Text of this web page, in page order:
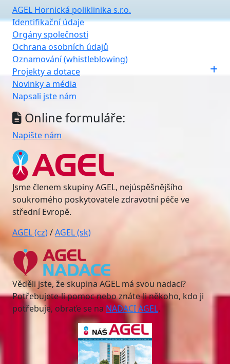
AGEL Hornická poliklinika s.r.o.
Identifikační údaje
Orgány společnosti
Ochrana osobních údajů
Oznamování (whistleblowing)
Projekty a dotace
Novinky a média
Napsali jste nám
Online formuláře:
Napište nám
Jsme členem skupiny AGEL, nejúspěšnějšího
soukromého poskytovatele zdravotní péče ve
střední Evropě.
AGEL (cz)/AGEL (sk)
Věděli jste, že skupina AGEL má svou nadaci?
Potřebujete-li pomoc nebo znáte-li někoho, kdo ji
potřebuje, obraťe se na NADACI AGEL.